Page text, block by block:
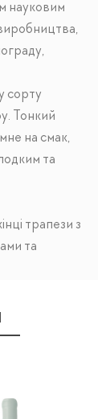
науковим
сорту
Тонкий
на смак,
та
трапези з
та